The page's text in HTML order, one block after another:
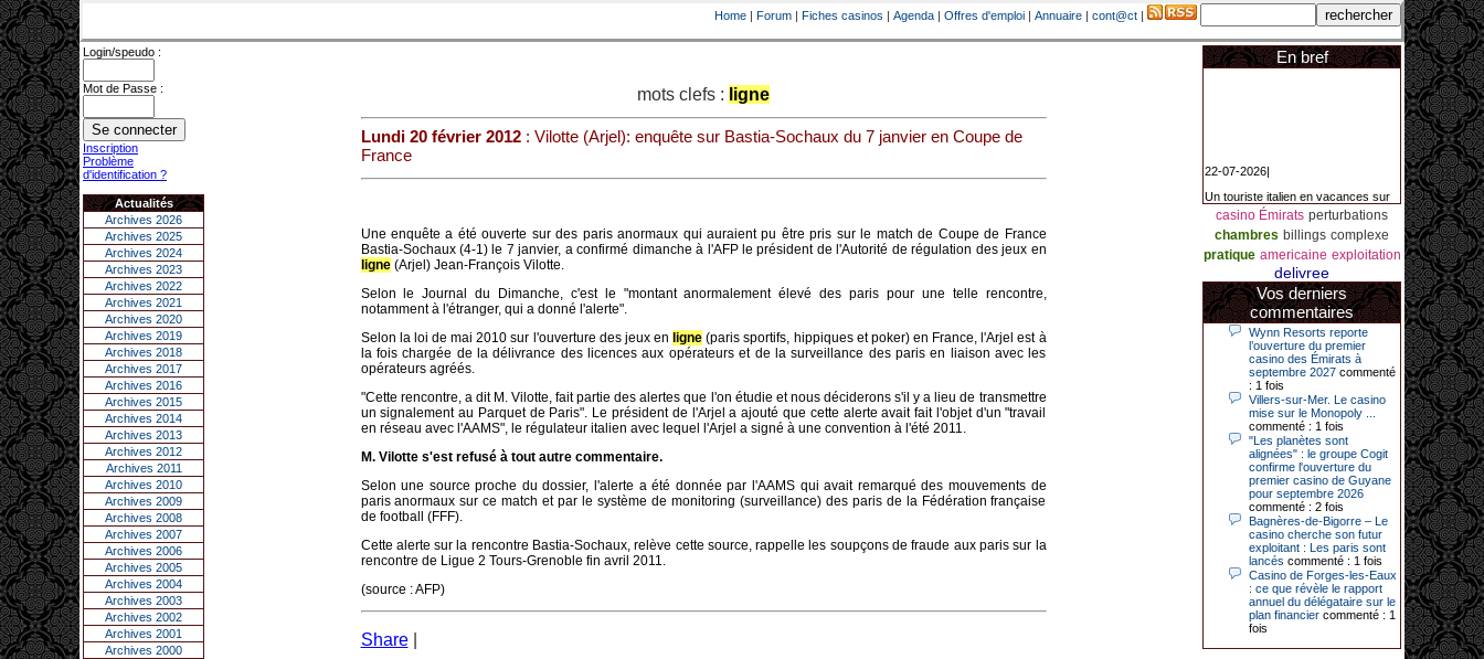
Home | Forum | Fiches casinos | Agenda | Offres d'emploi | Annuaire | cont@ct |
Login/speudo :
Mot de Passe :
Inscription
Problème
d'identification ?
Actualités
Archives 2026
Archives 2025
Archives 2024
Archives 2023
Archives 2022
Archives 2021
Archives 2020
Archives 2019
Archives 2018
Archives 2017
Archives 2016
Archives 2015
Archives 2014
Archives 2013
Archives 2012
Archives 2011
Archives 2010
Archives 2009
Archives 2008
Archives 2007
Archives 2006
Archives 2005
Archives 2004
Archives 2003
Archives 2002
Archives 2001
Archives 2000
mots clefs : ligne
Lundi 20 février 2012: Vilotte (Arjel): enquête sur Bastia-Sochaux du 7 janvier en Coupe de
France
Une enquête a été ouverte sur des paris anormaux qui auraient pu être pris sur le match de Coupe de France
Bastia-Sochaux (4-1) le 7 janvier, a confirmé dimanche à l'AFP le président de l'Autorité de régulation des jeux en
ligne(Arjel) Jean-François Vilotte.
Selon le Journal du Dimanche, c'est le "montant anormalement élevé des paris pour une telle rencontre,
notamment à l'étranger, qui a donné l'alerte".
Selon la loi de mai 2010 sur l'ouverture des jeux en ligne (paris sportifs, hippiques et poker) en France, l'Arjel est à
la fois chargée de la délivrance des licences aux opérateurs et de la surveillance des paris en liaison avec les
opérateurs agréés.
"Cette rencontre, a dit M. Vilotte, fait partie des alertes que l'on étudie et nous déciderons s'il y a lieu de transmettre
un signalement au Parquet de Paris". Le président de l'Arjel a ajouté que cette alerte avait fait l'objet d'un "travail
en réseau avec l'AAMS", le régulateur italien avec lequel l'Arjel a signé à une convention à l'été 2011.
M. Vilotte s'est refusé à tout autre commentaire.
Selon une source proche du dossier, l'alerte a été donnée par l'AAMS qui avait remarqué des mouvements de
paris anormaux sur ce match et par le système de monitoring (surveillance) des paris de la Fédération française
de football (FFF).
Cette alerte sur la rencontre Bastia-Sochaux, relève cette source, rappelle les soupçons de fraude aux paris sur la
rencontre de Ligue 2 Tours-Grenoble fin avril 2011.
(source : AFP)
Share
En bref
la Côte d’Azur a remporté un
jackpot exceptionnel de 84.631
dimanche au Casino Barrière Le
Croisette à Cannes. Il s’agit d’un
nouveau record de gains de l’année
2026 pour cet établissement.
14-04-2026|
Dimanche 12 avril 2026, cette date
restera gravée dans la mémoire de
ce joueur du casino de Saint-Quay-
Portrieux (Côtes-d’Armor).
Ce quinquagénaire, habitant Plouha
mais souhaitant garder l’anonymat,
a eu l’énorme surprise de décrocher
un jackpot record de 82 426 €.
Le plus gros gain gagné depuis plus
de 20 ans dans l’établissement.
31-03-2026|
Série de jackpots au casino JOA de
Gujan-Mestras : ce mois de mars a
été fructueux pour quelques
casino Émirats perturbations
chambres billings complexe
pratique americaine exploitation
delivree
Vos derniers
commentaires
Wynn Resorts reporte
l’ouverture du premier
casino des Émirats à
septembre 2027 commenté
: 1 fois
Villers-sur-Mer. Le casino
mise sur le Monopoly ...
commenté : 1 fois
"Les planètes sont
alignées" : le groupe Cogit
confirme l'ouverture du
premier casino de Guyane
pour septembre 2026
commenté : 2 fois
Bagnères-de-Bigorre – Le
casino cherche son futur
exploitant : Les paris sont
lancés commenté : 1 fois
Casino de Forges-les-Eaux
: ce que révèle le rapport
annuel du délégataire sur le
plan financier commenté : 1
fois